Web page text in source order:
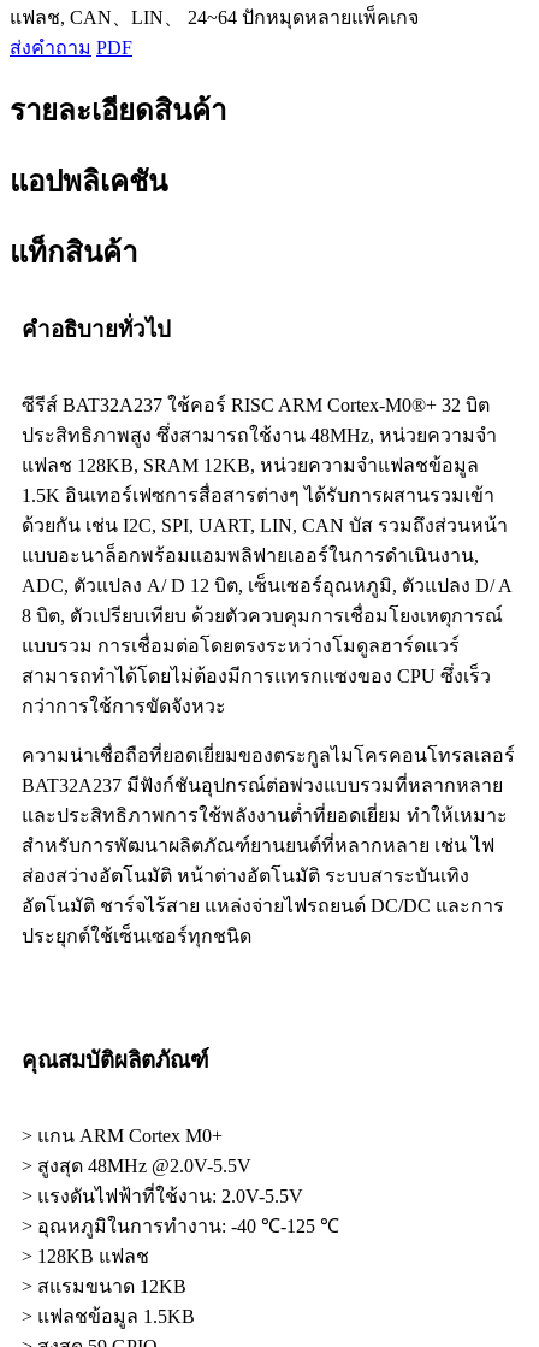
แฟลช, CAN、LIN、 24~64 ปักหมุดหลายแพ็คเกจ
ส่งคำถาม PDF
รายละเอียดสินค้า
แอปพลิเคชัน
แท็กสินค้า
คำอธิบายทั่วไป
ซีรีส์ BAT32A237 ใช้คอร์ RISC ARM Cortex-M0®+ 32 บิต
ประสิทธิภาพสูง ซึ่งสามารถใช้งาน 48MHz, หน่วยความจำ
แฟลช 128KB, SRAM 12KB, หน่วยความจำแฟลชข้อมูล
1.5K อินเทอร์เฟซการสื่อสารต่างๆ ได้รับการผสานรวมเข้า
ด้วยกัน เช่น I2C, SPI, UART, LIN, CAN บัส รวมถึงส่วนหน้า
แบบอะนาล็อกพร้อมแอมพลิฟายเออร์ในการดำเนินงาน,
ADC, ตัวแปลง A/ D 12 บิต, เซ็นเซอร์อุณหภูมิ, ตัวแปลง D/ A
8 บิต, ตัวเปรียบเทียบ ด้วยตัวควบคุมการเชื่อมโยงเหตุการณ์
แบบรวม การเชื่อมต่อโดยตรงระหว่างโมดูลฮาร์ดแวร์
สามารถทำได้โดยไม่ต้องมีการแทรกแซงของ CPU ซึ่งเร็ว
กว่าการใช้การขัดจังหวะ
ความน่าเชื่อถือที่ยอดเยี่ยมของตระกูลไมโครคอนโทรลเลอร์
BAT32A237 มีฟังก์ชันอุปกรณ์ต่อพ่วงแบบรวมที่หลากหลาย
และประสิทธิภาพการใช้พลังงานต่ำที่ยอดเยี่ยม ทำให้เหมาะ
สำหรับการพัฒนาผลิตภัณฑ์ยานยนต์ที่หลากหลาย เช่น ไฟ
ส่องสว่างอัตโนมัติ หน้าต่างอัตโนมัติ ระบบสาระบันเทิง
อัตโนมัติ ชาร์จไร้สาย แหล่งจ่ายไฟรถยนต์ DC/DC และการ
ประยุกต์ใช้เซ็นเซอร์ทุกชนิด
คุณสมบัติผลิตภัณฑ์
> แกน ARM Cortex M0+
> สูงสุด 48MHz @2.0V-5.5V
> แรงดันไฟฟ้าที่ใช้งาน: 2.0V-5.5V
> อุณหภูมิในการทำงาน: -40 ℃-125 ℃
> 128KB แฟลช
> สแรมขนาด 12KB
> แฟลชข้อมูล 1.5KB